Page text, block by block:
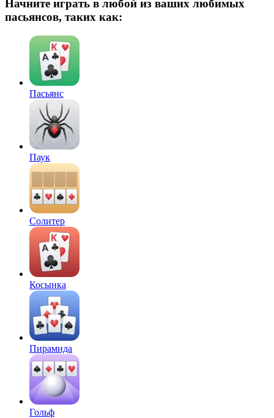
Начните играть в любой из ваших любимых
пасьянсов, таких как:
Пасьянс
Паук
Солитер
Косынка
Пирамида
Гольф